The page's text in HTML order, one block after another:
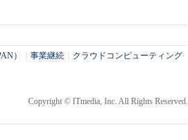
） 事業継続
クラウドコンピューティング
Copyright © ITmedia, Inc. All Rights Reserved.